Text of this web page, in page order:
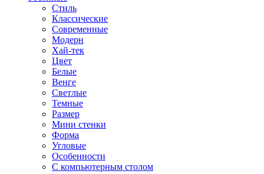
Стиль
Классические
Современные
Модерн
Хай-тек
Цвет
Белые
Венге
Светлые
Темные
Размер
Мини стенки
Форма
Угловые
Особенности
С компьютерным столом